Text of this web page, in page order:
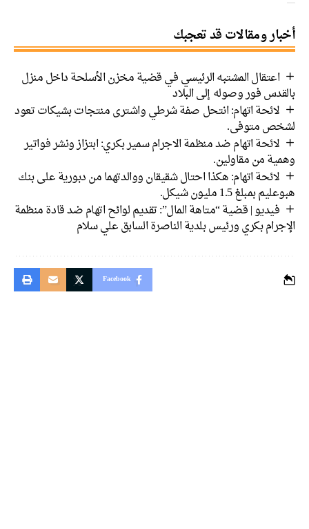
أخبار ومقالات قد تعجبك
اعتقال المشتبه الرئيسي في قضية مخزن الأسلحة داخل منزل
بالقدس فور وصوله إلى البلاد
لائحة اتهام: انتحل صفة شرطي واشترى منتجات بشيكات تعود
لشخص متوفى.
لائحة اتهام ضد منظمة الاجرام سمير بكري: ابتزاز ونشر فواتير
وهمية من مقاولين.
لائحة اتهام: هكذا احتال شقيقان ووالدتهما من دبورية على بنك
هبوعليم بمبلغ 1.5 مليون شيكل.
فيديو | قضية “متاهة المال”: تقديم لوائح اتهام ضد قادة منظمة
الإجرام بكري ورئيس بلدية الناصرة السابق علي سلام
Facebook